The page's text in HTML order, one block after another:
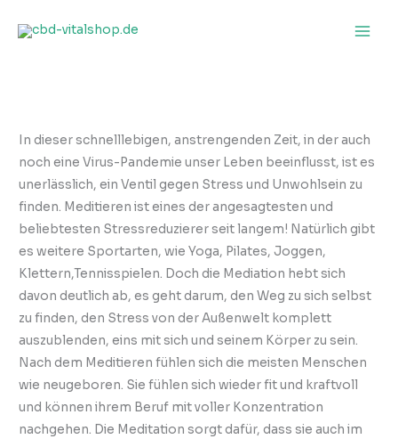
Inhalt
In dieser schnelllebigen, anstrengenden Zeit, in der auch
noch eine Virus-Pandemie unser Leben beeinflusst, ist es
unerlässlich, ein Ventil gegen Stress und Unwohlsein zu
finden. Meditieren ist eines der angesagtesten und
beliebtesten Stressreduzierer seit langem! Natürlich gibt
es weitere Sportarten, wie Yoga, Pilates, Joggen,
Klettern,Tennisspielen. Doch die Mediation hebt sich
davon deutlich ab, es geht darum, den Weg zu sich selbst
zu finden, den Stress von der Außenwelt komplett
auszublenden, eins mit sich und seinem Körper zu sein.
Nach dem Meditieren fühlen sich die meisten Menschen
wie neugeboren. Sie fühlen sich wieder fit und kraftvoll
und können ihrem Beruf mit voller Konzentration
nachgehen. Die Meditation sorgt dafür, dass sie auch im